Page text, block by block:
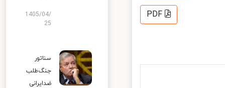
PDF
1405/04/
25
سناتور
جنگ‌طلب
ضدایرانی